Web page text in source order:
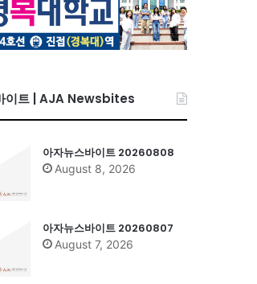
이트 | AJA Newsbites
아자뉴스바이트 20260808
August 8, 2026
아자뉴스바이트 20260807
August 7, 2026